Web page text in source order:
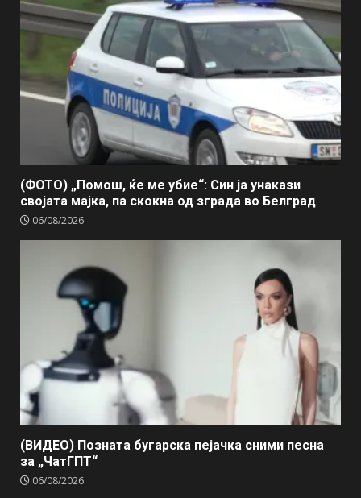
(ФОТО) „Помош, ќе ме убие“: Син ја унакази
својата мајка, па скокна од зграда во Белград
06/08/2026
(ВИДЕО) Позната бугарска пејачка сними песна
за „ЧатГПТ“
06/08/2026